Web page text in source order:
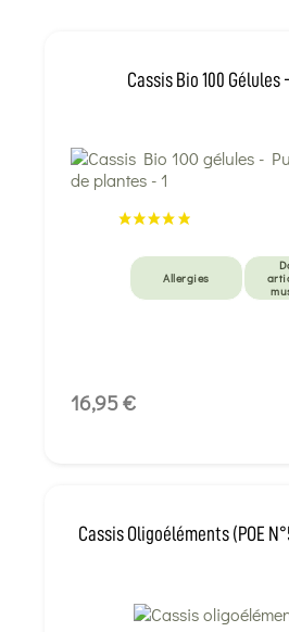
Cassis Bio 100 Gélules
Allergies
16,95 €
Cassis Oligoéléments (POE